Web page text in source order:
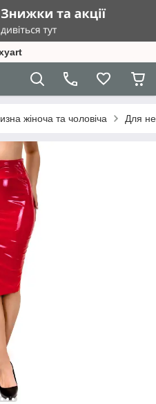
жіноча та чоловіча Для